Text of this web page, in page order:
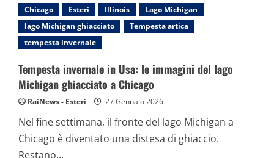
invernale
in
Usa:
il
da
rodeo
crolla
sotto
il
peso
della
neve
Chicago Esteri Illinois
Lago Michigan
lago Michigan ghiacciato
Tempesta artica
tempesta invernale
Tempesta invernale in Usa: le immagini del lago
Michigan ghiacciato a Chicago
RaiNews - Esteri 27 Gennaio 2026
Nel fine settimana, il fronte del lago Michigan a
Chicago è diventato una distesa di ghiaccio.
Restano...